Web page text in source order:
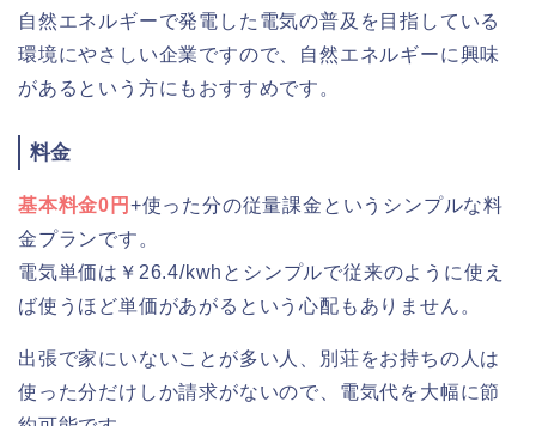
自然エネルギーで発電した電気の普及を目指している
環境にやさしい企業ですので、自然エネルギーに興味
があるという方にもおすすめです。
料金
基本料金0円 +使った分の従量課金というシンプルな料
金プランです。
電気単価は￥26.4/kwhとシンプルで従来のように使え
ば使うほど単価があがるという心配もありません。
出張で家にいないことが多い人、別荘をお持ちの人は
使った分だけしか請求がないので、電気代を大幅に節